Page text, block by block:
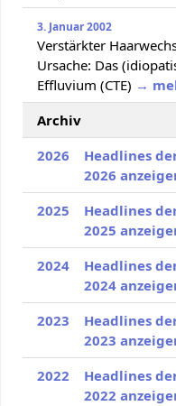
3. Januar 2002
Verstärkter
Ursache: Das
Effluvium (CTE) →
Archiv
2026
Headlines
2026
2025
Headlines
2025
2024
Headlines
2024
2023
Headlines
2023
2022
Headlines
2022